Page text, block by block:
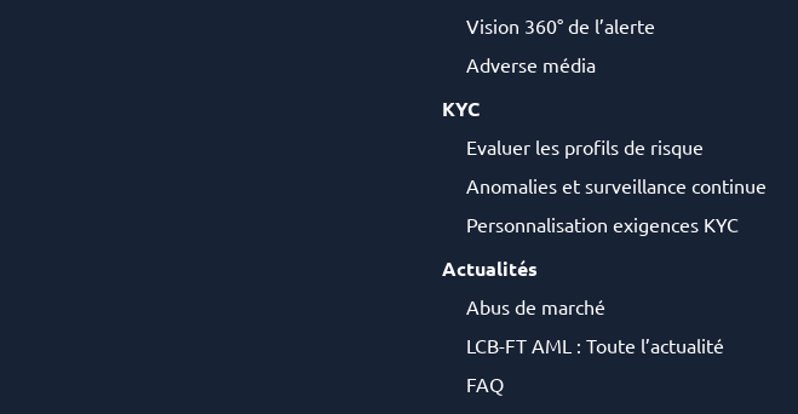
Vision 360° de l’alerte
Adverse média
KYC
Evaluer les profils de risque
Anomalies et surveillance continue
Personnalisation exigences KYC
Actualités
Abus de marché
LCB-FT AML : Toute l’actualité
FAQ